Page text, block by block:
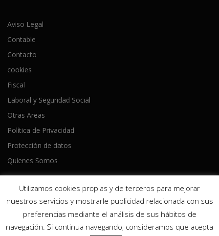
Aviso Legal
Contable
Contacto
cookies
Fiscal
Laboral y Seguridad Social
Otras Areas
Política de Privacidad
Protección de datos
Quienes Somos
Copyright © 2026 Ameijeiras Lois Asesores
OnePress
hecho por FameThemes
Utilizamos cookies propias y de terceros para mejorar
nuestros servicios y mostrarle publicidad relacionada con sus
preferencias mediante el análisis de sus hábitos de
navegación. Si continua navegando, consideramos que acepta